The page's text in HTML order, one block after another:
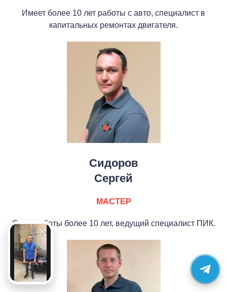
Имеет более 10 лет работы с авто, специалист в
капитальных ремонтах двигателя.
Сидоров
Сергей
МАСТЕР
Опыт работы более 10 лет, ведущий специалист ПИК.